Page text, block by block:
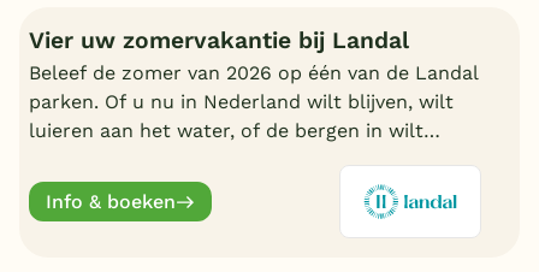
Vier uw zomervakantie bij Landal
Beleef de zomer van 2026 op één van de Landal
parken. Of u nu in Nederland wilt blijven, wilt
luieren aan het water, of de bergen in wilt
fijn Landal park.
Info & boeken